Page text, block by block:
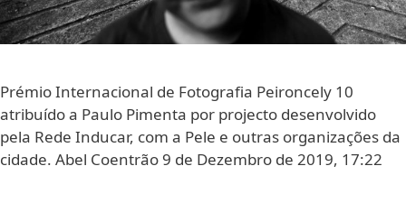
Prémio Internacional de Fotografia Peironcely 10
atribuído a Paulo Pimenta por projecto desenvolvido
pela Rede Inducar, com a Pele e outras organizações da
cidade. Abel Coentrão 9 de Dezembro de 2019, 17:22